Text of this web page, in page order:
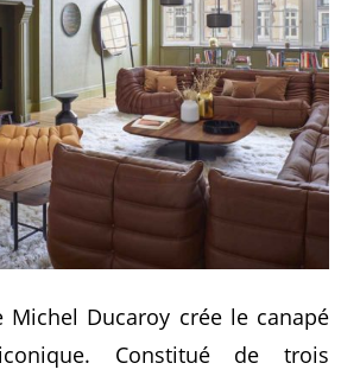
Michel Ducaroy crée le canapé
Constitué de trois